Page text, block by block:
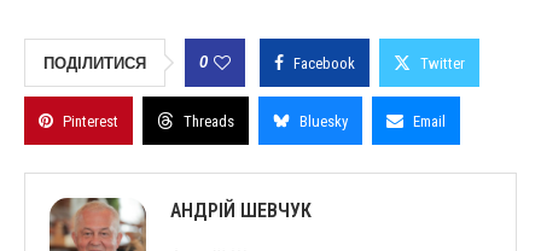
ПОДІЛИТИСЯ 0 Facebook Twitter
Pinterest Threads Bluesky Email
АНДРІЙ ШЕВЧУК